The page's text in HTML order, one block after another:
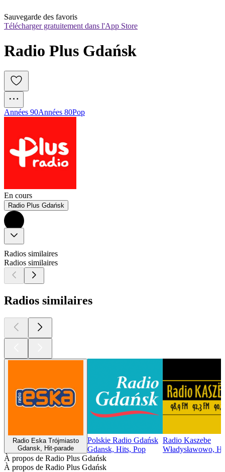
Sauvegarde des favoris
Télécharger gratuitement dans l'App Store
Radio Plus Gdańsk
Années 90Années 80Pop
En cours
Radio Plus Gdańsk
Radios similaires
Radios similaires
Radios similaires
Radio Eska Trójmiasto
Gdansk, Hit-parade
Polskie Radio Gdańsk
Gdansk, Hits, Pop
Radio Kaszebe
Władysławowo,
À propos de Radio Plus Gdańsk
À propos de Radio Plus Gdańsk